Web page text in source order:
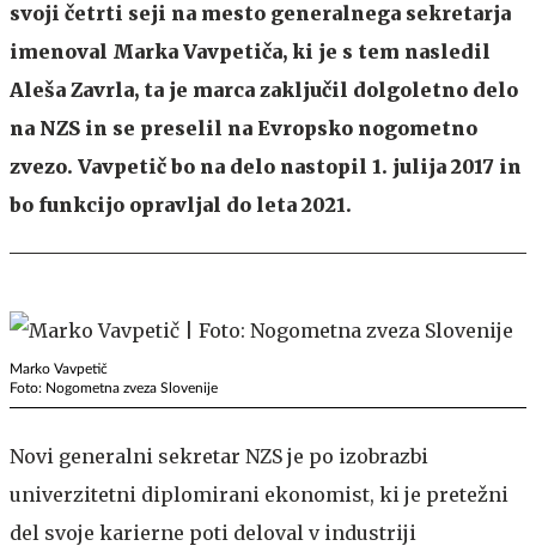
svoji četrti seji na mesto generalnega sekretarja
imenoval Marka Vavpetiča, ki je s tem nasledil
Aleša Zavrla, ta je marca zaključil dolgoletno delo
na NZS in se preselil na Evropsko nogometno
zvezo. Vavpetič bo na delo nastopil 1. julija 2017 in
bo funkcijo opravljal do leta 2021.
Marko Vavpetič
Foto: Nogometna zveza Slovenije
Novi generalni sekretar NZS je po izobrazbi
univerzitetni diplomirani ekonomist, ki je pretežni
del svoje karierne poti deloval v industriji